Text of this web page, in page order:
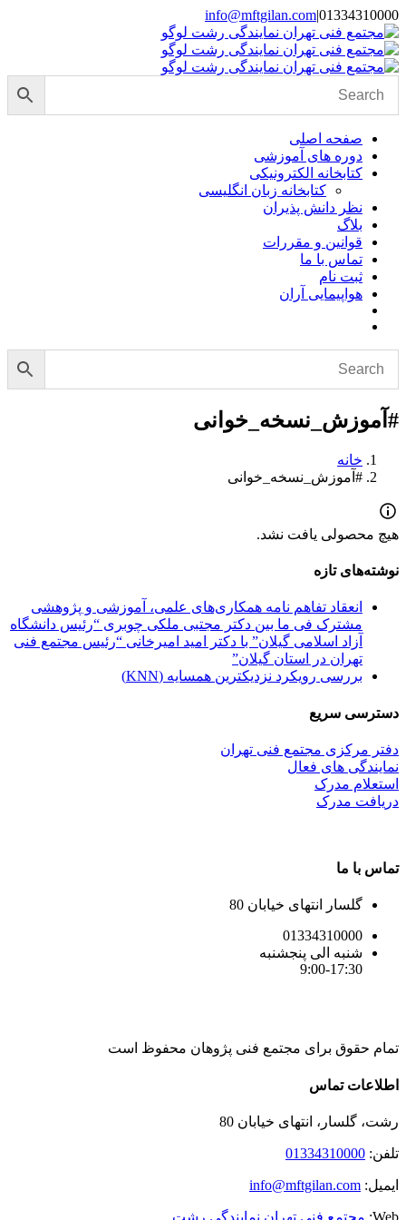
Skip
to
content
01334310000
|
info@mftgilan.com
Instagram
LinkedIn
صفحه اصلی
دوره های آموزشی
کتابخانه الکترونیکی
کتابخانه زبان انگلیسی
نظر دانش پذیران
بلاگ
قوانین و مقررات
تماس با ما
ثبت نام
هواپیمایی آران
#آموزش_نسخه_خوانی
خانه
#آموزش_نسخه_خوانی
هیچ محصولی یافت نشد.
نوشته‌های تازه
انعقاد تفاهم نامه همکاری‌های علمی، آموزشی و پژوهشی
مشترک فی ما بین دکتر مجتبی ملکی چوبری “رئیس دانشگاه
آزاد اسلامی گیلان” با دکتر امید امیرخانی “رئیس مجتمع فنی
تهران در استان گیلان”
بررسی رویکرد نزدیکترین همسایه (KNN)
دسترسی سریع
دفتر مرکزی مجتمع فنی تهران
نمایندگی های فعال
استعلام مدرک
دریافت مدرک
تماس با ما
گلسار انتهای خیابان 80
01334310000
شنبه الی پنجشنبه
9:00-17:30
تمام حقوق برای مجتمع فنی پژوهان محفوظ است
Instagram
LinkedIn
Toggle
Bar
Area
اطلاعات تماس
رشت، گلسار، انتهای خیابان 80
تلفن: 01334310000
ایمیل: info@mftgilan.com
Web: مجتمع فنی تهران نمایندگی رشت